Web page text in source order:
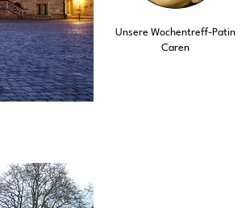
Unsere Wochentreff-Patin
Caren